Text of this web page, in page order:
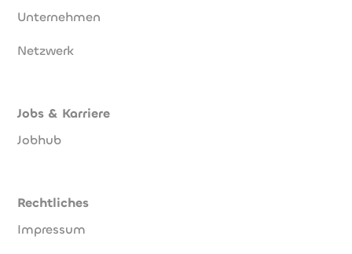
Unternehmen
Netzwerk
Jobs & Karriere
Jobhub
Rechtliches
Impressum